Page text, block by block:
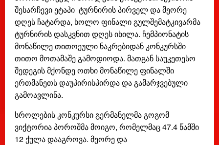
შესარჩევი ეტაპი ტურნირის პირველ და მეორე
დღეს ჩატარდა, ხოლო ფინალი გულშემატკივარმა
ტურნირის დასკვნით დღეს იხილა. ჩემპიონატის
მონაწილე თითოეული ნაკრებიდან კონკურსში
თითო მოთამაშე გამოდიოდა. მათგან საუკეთესო
შედეგის მქონდე ოთხი მონაწილე ფინალში
ერთმანეთს დაუპირისპირდა და გამარჯვებული
გამოავლინა.
სროლების კონკურსი გერმანელმა გოგომ
ვიქტორია პოროშმა მოიგო, რომელმაც 47.4 წამში
12 ქულა დააგროვა. მეორე და